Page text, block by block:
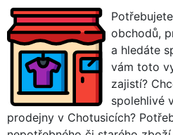
obchodů,
a hledáte
vám toto
zajistí?
spolehlivé
prodejny v Chotusicích?